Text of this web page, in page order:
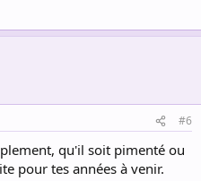
#6
qu'il soit pimenté ou
pour tes années à venir.